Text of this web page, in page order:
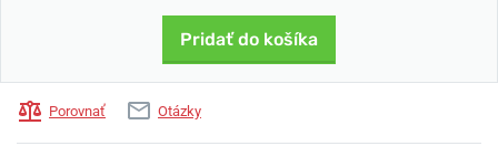
Pridať do košíka
Porovnať Otázky